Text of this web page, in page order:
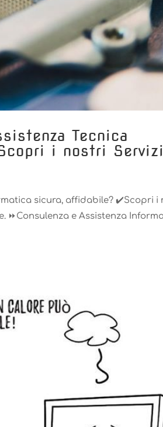
Tecnica
i nostri
sicura, affidabile? ✔️Scopri i
e Assistenza